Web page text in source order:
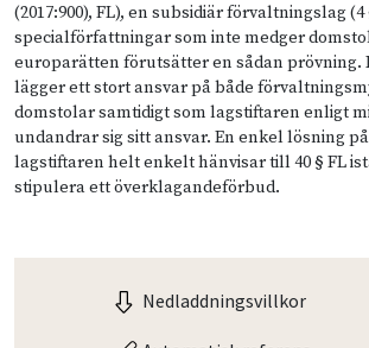
(2017:900), FL), en subsidiär förvaltningslag (4
specialförfattningar som inte medger
europarätten förutsätter en sådan prövning.
lägger ett stort ansvar på både
domstolar samtidigt som lagstiftaren enligt
undandrar sig sitt ansvar. En enkel lösning
lagstiftaren helt enkelt hänvisar till 40 § FL
stipulera ett överklagandeförbud.
Nedladdningsvillkor